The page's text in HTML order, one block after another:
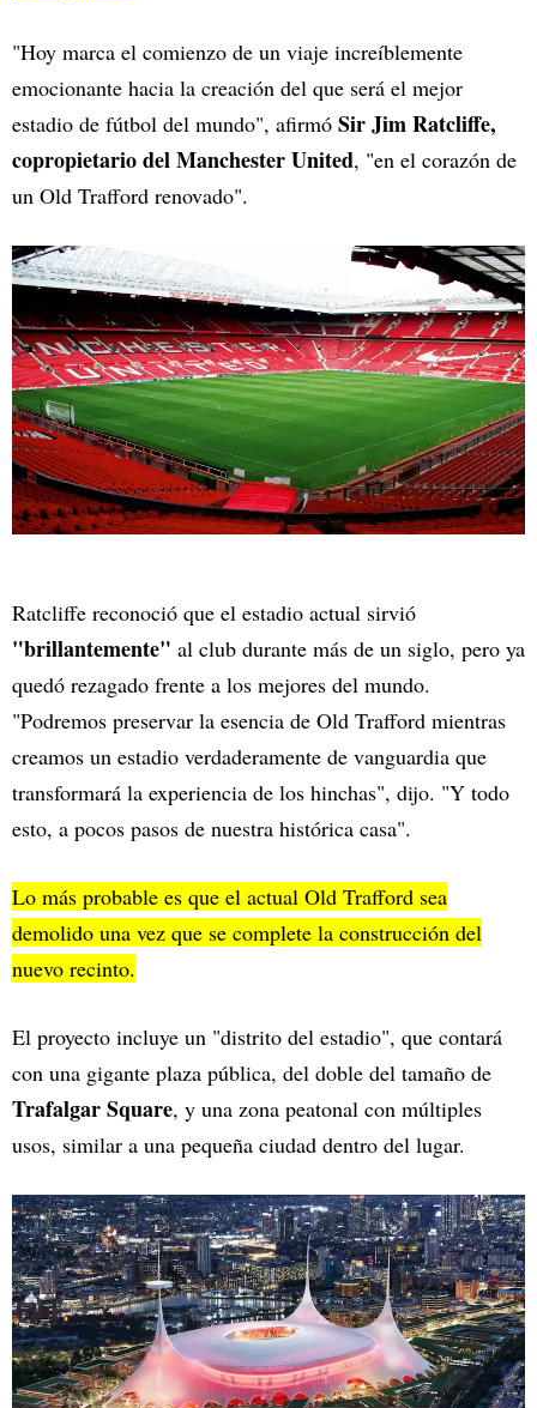
"Hoy marca el comienzo de un viaje increíblemente
emocionante hacia la creación del que será el mejor
estadio de fútbol del mundo", afirmó Sir Jim Ratcliffe,
copropietario del Manchester United, "en el corazón de
un Old Trafford renovado".
Ratcliffe reconoció que el estadio actual sirvió
"brillantemente" al club durante más de un siglo, pero ya
quedó rezagado frente a los mejores del mundo.
"Podremos preservar la esencia de Old Trafford mientras
creamos un estadio verdaderamente de vanguardia que
transformará la experiencia de los hinchas", dijo. "Y todo
esto, a pocos pasos de nuestra histórica casa".
Lo más probable es que el actual Old Trafford sea
demolido una vez que se complete la construcción del
nuevo recinto.
El proyecto incluye un "distrito del estadio", que contará
con una gigante plaza pública, del doble del tamaño de
Trafalgar Square, y una zona peatonal con múltiples
usos, similar a una pequeña ciudad dentro del lugar.